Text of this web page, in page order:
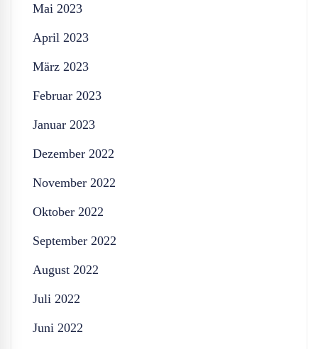
Mai 2023
April 2023
März 2023
Februar 2023
Januar 2023
Dezember 2022
November 2022
Oktober 2022
September 2022
August 2022
Juli 2022
Juni 2022